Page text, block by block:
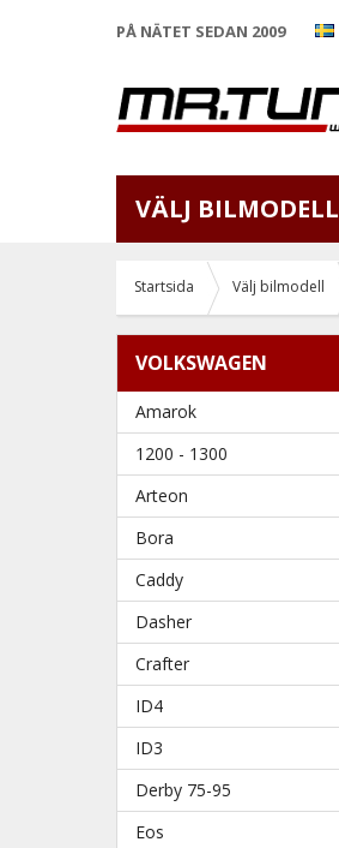
PÅ NÄTET SEDAN 2009
VÄLJ BILMODELL
Startsida Välj bilmodell
VOLKSWAGEN
Amarok
1200 - 1300
Arteon
Bora
Caddy
Dasher
Crafter
ID4
ID3
Derby 75-95
Eos